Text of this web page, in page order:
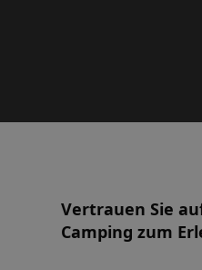
Vertrauen Sie
Camping zum